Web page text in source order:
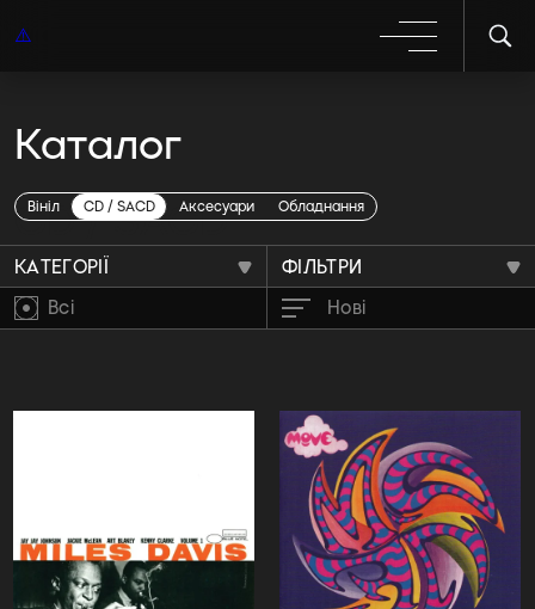
Каталог
Вініл CD / SACD Аксесуари Обладнання
CD / SACD
КАТЕГОРІЇ
ФІЛЬТРИ
Всі
Нові